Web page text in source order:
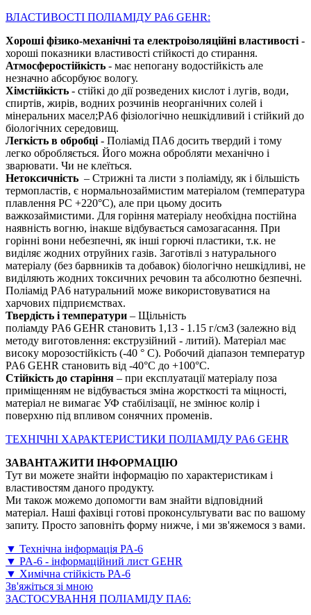
ВЛАСТИВОСТІ ПОЛІАМІДУ PA6 GEHR:
Хороші фізико-механічні та електроізоляційні властивості -
хороші показники властивості стійкості до стирання.
Атмосферостійкість - має непогану водостійкість але
незначно абсорбуює вологу.
Хімстійкість - стійкі до дії розведених кислот і лугів, води,
спиртів, жирів, водних розчинів неорганічних солей і
мінеральних масел;PА6 фізіологічно нешкідливий і стійкий до
біологічних середовищ.
Легкість в обробці - Поліамід ПА6 досить твердий і тому
легко обробляється. Його можна обробляти механічно і
зварювати. Чи не клеїться.
Нетоксичність – Стрижні та листи з поліаміду, як і більшість
термопластів, є нормальнозаймистим матеріалом (температура
плавлення PС +220°С), але при цьому досить
важкозаймистими. Для горіння матеріалу необхідна постійна
наявність вогню, інакше відбувається самозагасання. При
горінні вони небезпечні, як інші горючі пластики, т.к. не
виділяє жодних отруйних газів. Заготівлі з натурального
матеріалу (без барвників та добавок) біологічно нешкідливі, не
виділяють жодних токсичних речовин та абсолютно безпечні.
Поліамід PА6 натуральний може використовуватися на
харчових підприємствах.
Твердість і температури – Щільність
поліамду PA6 GEHR становить 1,13 - 1.15 г/см3 (залежно від
методу виготовлення: екструзійний - литий). Матеріал має
високу морозостійкість (-40 ° С). Робочий діапазон температур
PA6 GEHR становить від -40°С до +100°С.
Стійкість до старіння – при експлуатації матеріалу поза
приміщенням не відбувається зміна жорсткості та міцності,
матеріал не вимагає УФ стабілізації, не змінює колір і
поверхню під впливом сонячних променів.
ТЕХНІЧНІ ХАРАКТЕРИСТИКИ ПОЛІАМІДУ PA6 GEHR
ЗАВАНТАЖИТИ ІНФОРМАЦІЮ
Тут ви можете знайти інформацію по характеристикам і
властивостям даного продукту.
Ми також можемо допомогти вам знайти відповідний
матеріал. Наші фахівці готові проконсультувати вас по вашому
запиту. Просто заповніть форму нижче, і ми зв'яжемося з вами.
▼ Технічна інформація PA-6
▼ PA-6 - інформаційний лист GEHR
▼ Химічна стійкість PA-6
Зв'яжіться зі мною
ЗАСТОСУВАННЯ ПОЛІАМІДУ ПА6: